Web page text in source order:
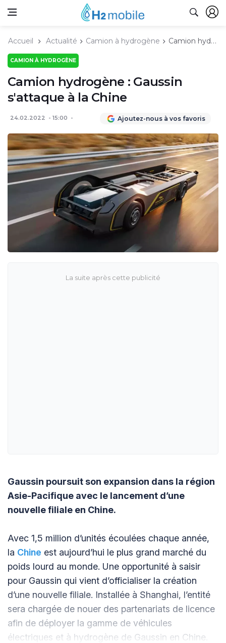
Accueil Actualité Camion à hydrogène Camion hydrogène : Gaussin s'attaque à la Chine
CAMION À HYDROGÈNE
Camion hydrogène : Gaussin
s'attaque à la Chine
24.02.2022 15:00 Ajoutez-nous à vos favoris
Gaussin poursuit son expansion dans la région
Asie-Pacifique avec le lancement d’une
nouvelle filiale en Chine.
Avec 1,5 million d’unités écoulées chaque année,
la Chine est aujourd’hui le plus grand marché du
poids lourd au monde. Une opportunité à saisir
pour Gaussin qui vient d’officialiser la création
d’une nouvelle filiale. Installée à Shanghai, l’entité
sera chargée de nouer des partenariats de licence
afin de déployer la gamme de véhicules
électriques et à hydrogène de Gaussin en Chine.